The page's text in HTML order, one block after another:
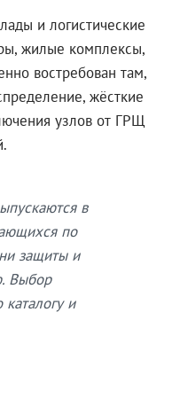
и логистические
жилые комплексы,
востребован там,
жёсткие
узлов от ГРЩ
в
по
защиты и
Выбор
и